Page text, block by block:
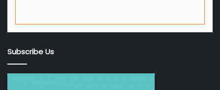
Subscribe Us